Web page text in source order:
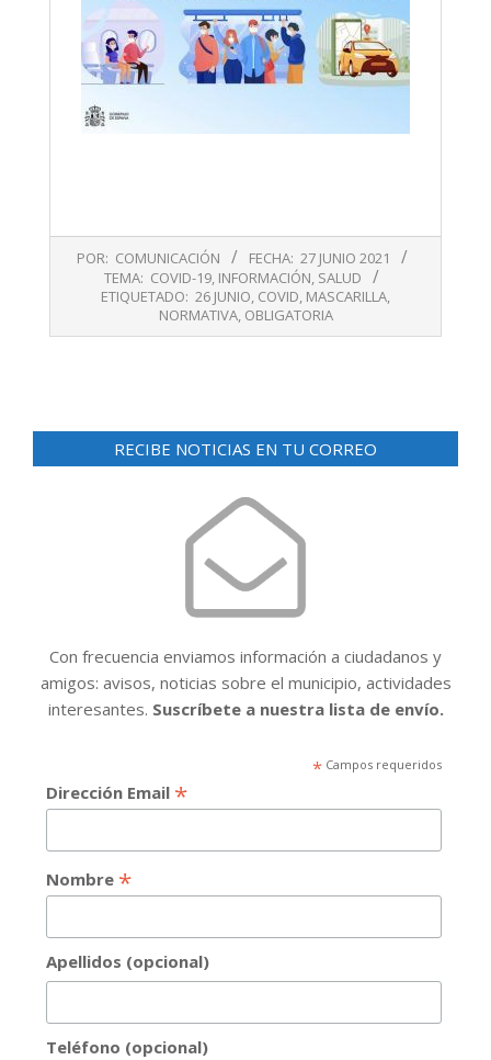
POR: COMUNICACIÓN FECHA: 27 JUNIO 2021
TEMA: COVID-19, INFORMACIÓN, SALUD
ETIQUETADO: 26 JUNIO, COVID, MASCARILLA,
NORMATIVA, OBLIGATORIA
RECIBE NOTICIAS EN TU CORREO
Con frecuencia enviamos información a ciudadanos y
amigos: avisos, noticias sobre el municipio, actividades
interesantes. Suscríbete a nuestra lista de envío.
*Campos requeridos
Dirección Email *
Nombre *
Apellidos (opcional)
Teléfono (opcional)